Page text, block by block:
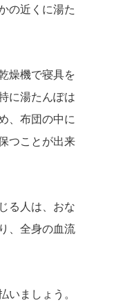
の近くに湯た
燥機で寝具を
に湯たんぽは
、布団の中に
つことが出来
る人は、おな
、全身の血流
ましょう。